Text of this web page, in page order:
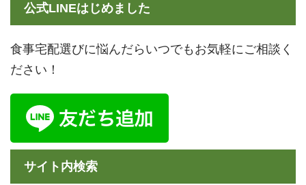
公式LINEはじめました
食事宅配選びに悩んだらいつでもお気軽にご相談く
ださい！
サイト内検索